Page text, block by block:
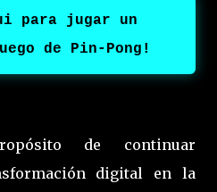
para jugar un
de Pin-Pong!
de continuar
digital en la